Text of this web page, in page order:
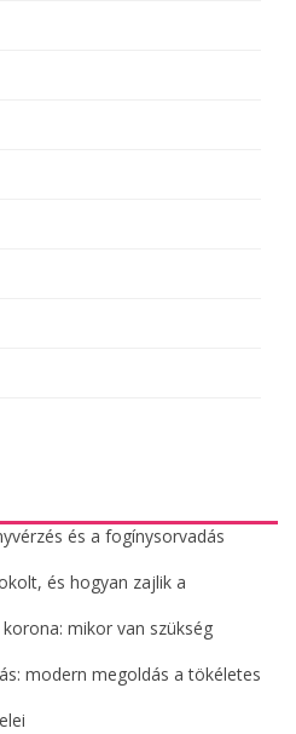
és a fogínysorvadás
és hogyan zajlik a
mikor van szükség
modern megoldás a tökéletes